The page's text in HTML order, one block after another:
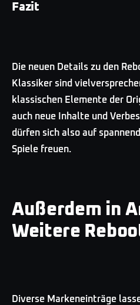
Fazit
Die neuen Details zu den
Klassiker sind
klassischen Elemente der
auch neue Inhalte und
dürfen sich also auf
Spiele freuen.
Außerdem in
Weitere
Diverse Markeneinträge